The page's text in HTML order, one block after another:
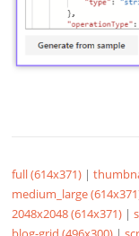
full (614x371) |
medium_large
2048x2048 (614x371) |